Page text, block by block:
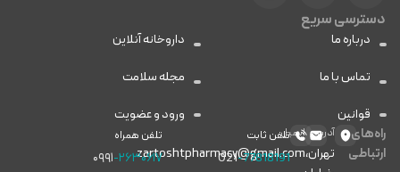
دسترسی سریع
درباره ما
تماس با ما
قوانین
داروخانه آنلاین
مجله سلامت
ورود و عضویت
راه‌های
ارتباطی
آدرس
تهران،
ایمیل
zartoshtpharmacy@gmail.com
تلفن ثابت
021-77818191
تلفن همراه
۰۹۹۱-۲۶۳۰۶۱۷